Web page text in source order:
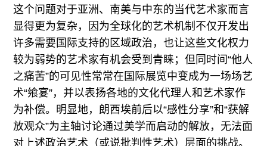
这个问题对于亚洲、南美与中东的当代艺术家而言
显得更为复杂，因为全球化的艺术机制不仅开发出
许多需要国际支持的区域政治，也让这些文化权力
较为弱势的艺术家有机会受到青睐；但同时间“他人
之痛苦”的可见性常常在国际展览中变成为一场场艺
术“飨宴”，并以表扬各地的文化代理人和艺术家作
为补偿。明显地，朗西埃前后以“感性分享”和“获解
放观众”为主轴讨论通过美学而启动的解放，无法面
对上述政治艺术（或说批判性艺术）层面的挑战。